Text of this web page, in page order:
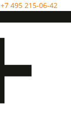
+7 495 215-06-42